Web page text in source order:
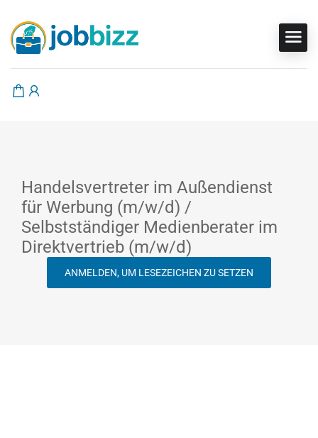
Handelsvertreter im Außendienst
für Werbung (m/w/d) /
Selbstständiger Medienberater im
Direktvertrieb (m/w/d)
ANMELDEN, UM LESEZEICHEN ZU SETZEN